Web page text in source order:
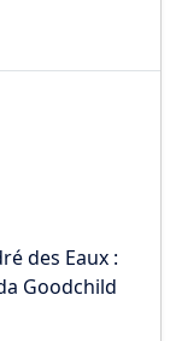
des Eaux :
Goodchild